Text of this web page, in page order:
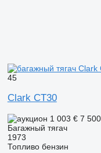
45
Clark CT30
1 003 € 7
Багажный тягач
1973
Топливо бензин